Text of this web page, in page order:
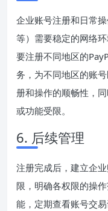
企业账号注册和日常
等）需要稳定的网络
要注册不同地区的
务，为不同地区的账
册和操作的顺畅性，
或功能受限。
6. 后续管理
注册完成后，建立企
限，明确各权限的操
能，定期查看账号交